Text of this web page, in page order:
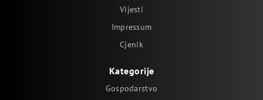
Vijesti
Impressum
Cjenik
Kategorije
Gospodarstvo